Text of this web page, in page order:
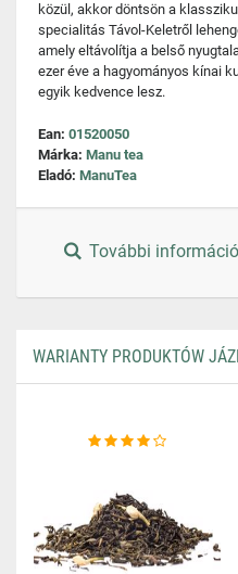
közül, akkor döntsön a
specialitás Távol-Keletről
amely eltávolítja a belső
ezer éve a hagyományos kínai
egyik kedvence lesz.
Ean: 01520050
Márka: Manu tea
Eladó: ManuTea
További
WARIANTY PRODUKTÓW